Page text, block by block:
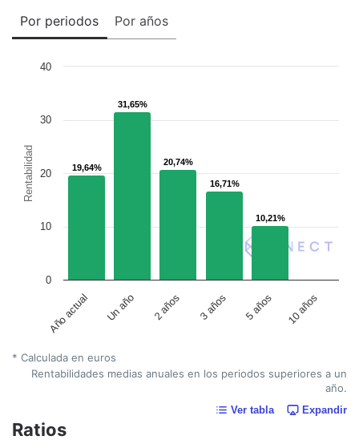
Por periodos Por años
Rentabilidad 19,64%
19,64%
31,65%
31,65%
20,74%
20,74%
16,71%
16,71%
10,21%
10,21%
Año actual Un año 2 años 3 años 5 años 10 años
0
10
20
30
40
* Calculada en euros
Rentabilidades medias anuales en los periodos superiores a un
año.
Ver tabla Expandir
Ratios